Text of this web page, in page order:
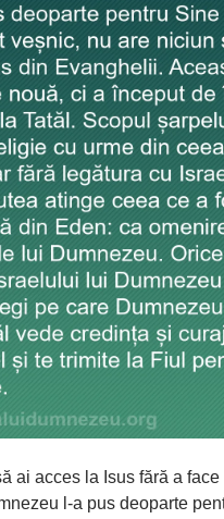
ai acces la Isus fără a
l-a pus deoparte